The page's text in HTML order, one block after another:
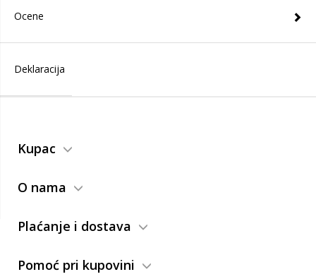
Ocene
Deklaracija
Kupac
O nama
Plaćanje i dostava
Pomoć pri kupovini